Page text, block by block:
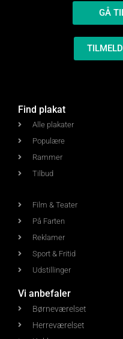
GÅ
Find plakat
Alle plakater
Populære
Rammer
Tilbud
Film & Teater
På Farten
Reklamer
Sport & Fritid
Udstillinger
Vi anbefaler
Børneværelset
Herreværelset